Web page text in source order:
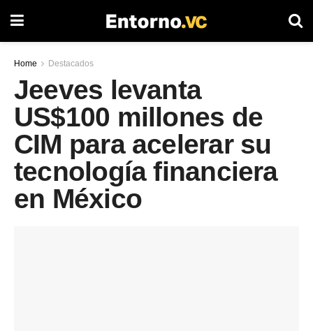
Home Destacados
Jeeves levanta
US$100 millones de
CIM para acelerar su
tecnología financiera
en México